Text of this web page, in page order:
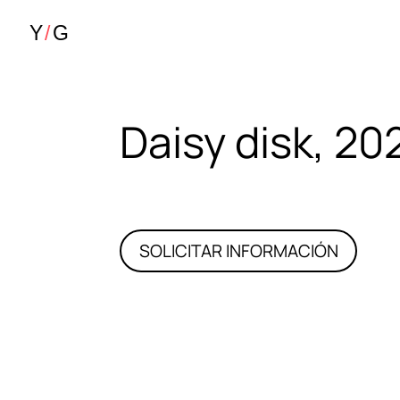
Daisy disk,
SOLICITAR INFORMACIÓN